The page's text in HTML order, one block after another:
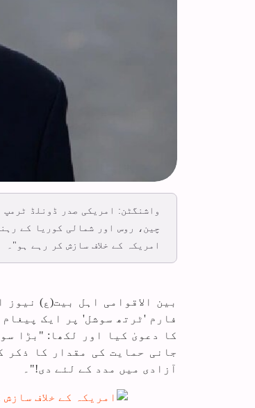
واشنگٹن: امریکی صدر ڈونلڈ
چین، روس اور شمالی کوریا کے
امریکہ کے خلاف سازش کر رہے ہو"۔
بین الاقوامی اہل بیت(ع)
فارم 'ٹرتھ سوشل' پر ایک
کا دعویٰ کیا اور لکھا: "بڑا
جانی حمایت کی مقدار کا ذکر
آزادی میں مدد کے لئے دی!"۔